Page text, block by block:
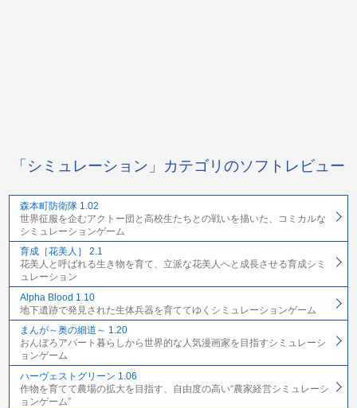
「シミュレーション」カテゴリのソフトレビュー
森本町防衛隊 1.02
世界征服を企むアクトー団と高校生たちとの戦いを描いた、コミカルな
シミュレーションゲーム
育成［花美人］ 2.1
花美人と呼ばれる生き物を育て、立派な花美人へと成長させる育成シミ
ュレーション
Alpha Blood 1.10
地下遺跡で発見された生体兵器を育ててゆくシミュレーションゲーム
まんが～奥の細道～ 1.20
おんぼろアパート暮らしから世界的な人気漫画家を目指すシミュレーシ
ョンゲーム
ハーヴェストグリーン 1.06
作物を育てて農場の拡大を目指す、自由度の高い“農家経営シミュレーシ
ョンゲーム”